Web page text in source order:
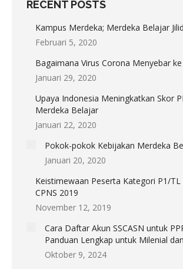
RECENT POSTS
Kampus Merdeka; Merdeka Belajar
Februari 5, 2020
Bagaimana Virus Corona Menyebar
Januari 29, 2020
Upaya Indonesia Meningkatkan Skor
Merdeka Belajar
Januari 22, 2020
Pokok-pokok Kebijakan Merdeka
Januari 20, 2020
Keistimewaan Peserta Kategori P1/TL
CPNS 2019
November 12, 2019
Cara Daftar Akun SSCASN untuk
Panduan Lengkap untuk Milenial
Oktober 9, 2024